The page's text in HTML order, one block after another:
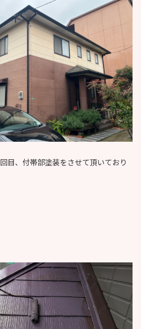
目、付帯部塗装をさせて頂いており